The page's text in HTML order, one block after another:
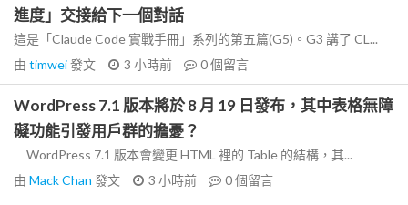
進度」交接給下一個對話
這是「Claude Code 實戰手冊」系列的第五篇(G5)。G3 講了 CL...
由 timwei發文 3 小時前 0個留言
WordPress 7.1 版本將於 8 月 19 日發布，其中表格無障
礙功能引發用戶群的擔憂？
WordPress 7.1 版本會變更 HTML 裡的 Table 的結構，其...
由 Mack Chan 發文 3 小時前 0個留言